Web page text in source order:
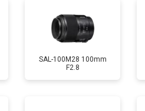
от 80 мин
SAL-100M28 100mm
F2.8